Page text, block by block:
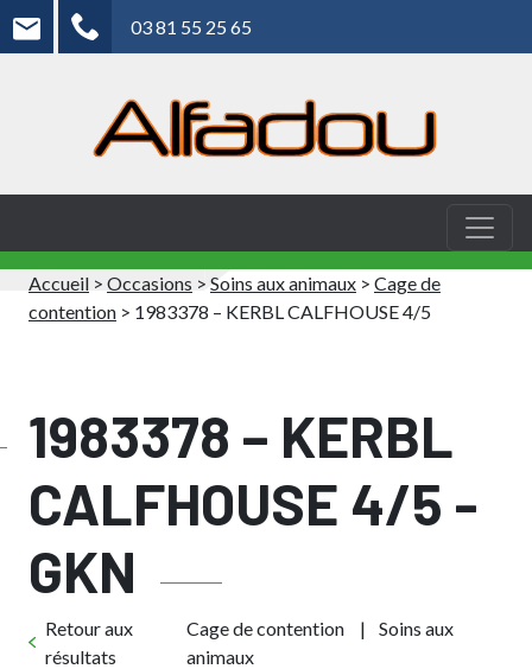
03 81 55 25 65
Accueil > Occasions > Soins aux animaux > Cage de
contention > 1983378 – KERBL CALFHOUSE 4/5
1983378 – KERBL
CALFHOUSE 4/5 -
GKN
Retour aux
résultats
Cage de contention
Soins aux
animaux